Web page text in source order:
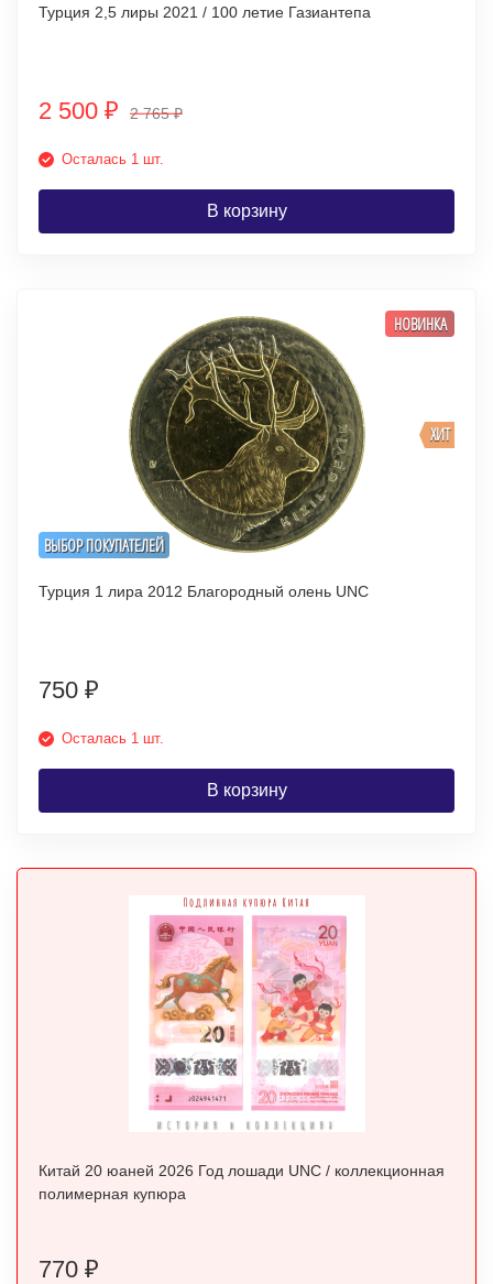
Турция 2,5 лиры 2021 / 100 летие Газиантепа
2 500 ₽ 2 765₽
Осталась 1 шт.
В корзину
ВЫБОР ПОКУПАТЕЛЕЙ
ХИТ
НОВИНКА
Турция 1 лира 2012 Благородный олень UNC
750 ₽
Осталась 1 шт.
В корзину
Китай 20 юаней 2026 Год лошади UNC / коллекционная
полимерная купюра
770 ₽